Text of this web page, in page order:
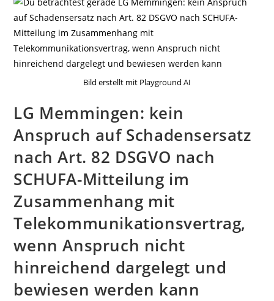
Bild erstellt mit Playground AI
LG Memmingen: kein
Anspruch auf Schadensersatz
nach Art. 82 DSGVO nach
SCHUFA-Mitteilung im
Zusammenhang mit
Telekommunikationsvertrag,
wenn Anspruch nicht
hinreichend dargelegt und
bewiesen werden kann